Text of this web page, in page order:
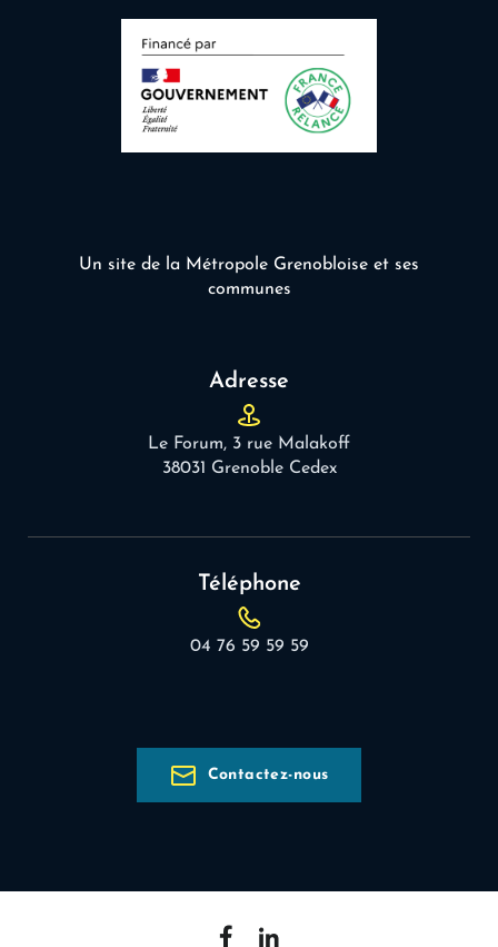
Un site de la Métropole Grenobloise et ses
communes
Adresse
Le Forum, 3 rue Malakoff
38031 Grenoble Cedex
Téléphone
04 76 59 59 59
Contactez-nous